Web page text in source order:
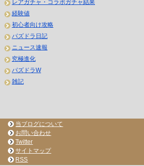
レアガチャ・コラボガチャ結果
経験値
初心者向け攻略
パズドラ日記
ニュース速報
究極進化
パズドラW
雑記
当ブログについて
お問い合わせ
Twitter
サイトマップ
RSS